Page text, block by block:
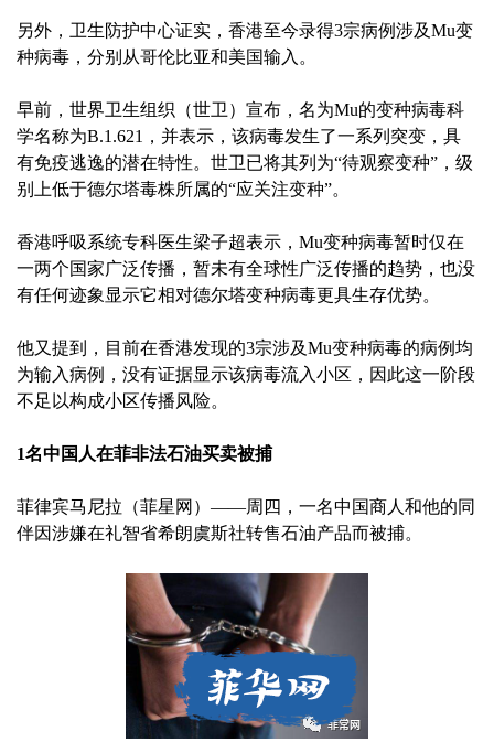
另外，卫生防护中心证实，香港至今录得3宗病例涉及Mu变
种病毒，分别从哥伦比亚和美国输入。
早前，世界卫生组织（世卫）宣布，名为Mu的变种病毒科
学名称为B.1.621，并表示，该病毒发生了一系列突变，具
有免疫逃逸的潜在特性。世卫已将其列为“待观察变种”，级
别上低于德尔塔毒株所属的“应关注变种”。
香港呼吸系统专科医生梁子超表示，Mu变种病毒暂时仅在
一两个国家广泛传播，暂未有全球性广泛传播的趋势，也没
有任何迹象显示它相对德尔塔变种病毒更具生存优势。
他又提到，目前在香港发现的3宗涉及Mu变种病毒的病例均
为输入病例，没有证据显示该病毒流入小区，因此这一阶段
不足以构成小区传播风险。
1名中国人在菲非法石油买卖被捕
菲律宾马尼拉（菲星网）——周四，一名中国商人和他的同
伴因涉嫌在礼智省希朗虞斯社转售石油产品而被捕。